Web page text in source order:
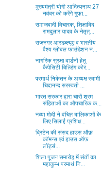
मुख्यमंत्री योगी आदित्यनाथ 27
नवंबर को करेंगे गुफा...
समाजवादी विचारक, शिक्षाविद
रामदुलार यादव के नेतृत्...
राजनगर आरडब्ल्यूए व भारतीय
वैश्य ग्लोबल फाउंडेशन न...
नागरिक सुरक्षा वार्डनों हेतु
कैपेसिटी बिल्डिंग कोर...
परमार्थ निकेतन के अध्यक्ष स्वामी
चिदानन्द सरस्वती ...
भारत सरकार द्वारा चारों श्रम
संहिताओं का औपचारिक क...
नव्या मोदी ने वंचित बालिकाओं के
लिए सिलाई प्रशिक्ष...
ब्रिटेन की संसद हाउस ऑफ़
कॉमन्स एवं हाउस ऑफ़
लॉर्ड्स...
शिला पूजन समारोह में संतों का
महाकुम्भ परमार्थ नि...